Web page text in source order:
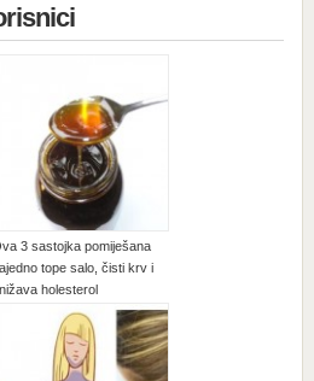
3 sastojka pomiješana
tope salo, čisti krv i
holesterol